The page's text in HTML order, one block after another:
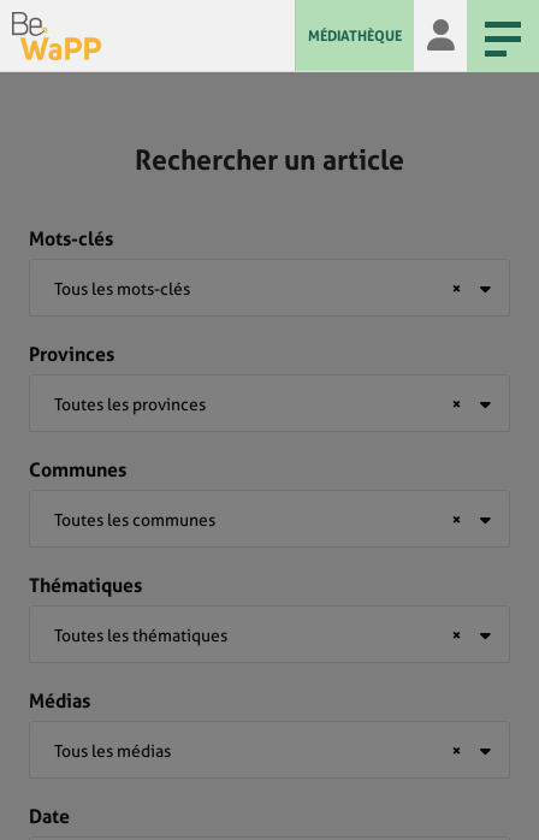
MÉDIATHÈQUE
Rechercher un article
Mots-clés
×
Tous les mots-clés
Provinces
×
Toutes les provinces
Communes
×
Toutes les communes
Thématiques
×
Toutes les thématiques
Médias
×
Tous les médias
Date